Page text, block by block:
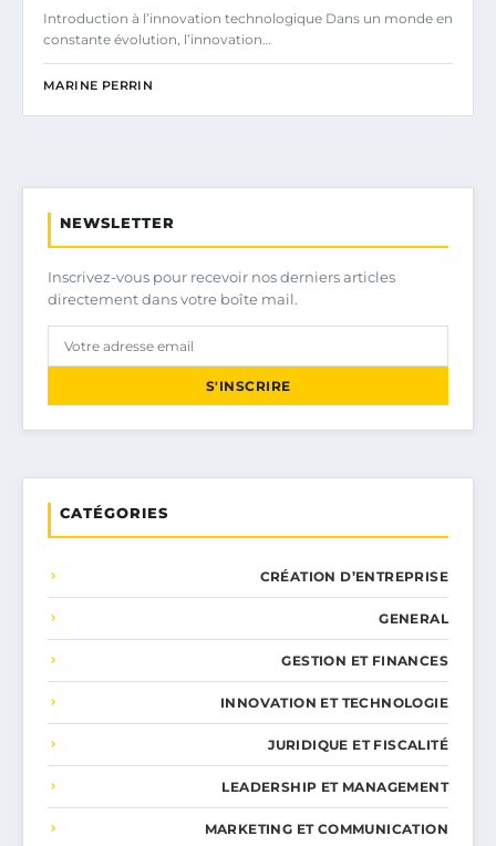
Introduction à l’innovation technologique Dans un monde en
constante évolution, l’innovation…
MARINE PERRIN
NEWSLETTER
Inscrivez-vous pour recevoir nos derniers articles
directement dans votre boîte mail.
S'INSCRIRE
CATÉGORIES
CRÉATION D’ENTREPRISE
GENERAL
GESTION ET FINANCES
INNOVATION ET TECHNOLOGIE
JURIDIQUE ET FISCALITÉ
LEADERSHIP ET MANAGEMENT
MARKETING ET COMMUNICATION